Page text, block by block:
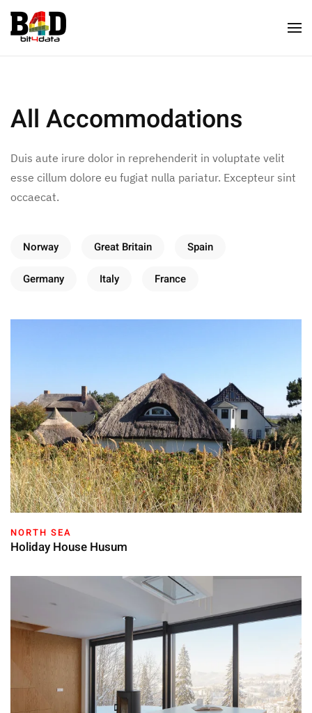
All Accommodations
Duis aute irure dolor in reprehenderit in voluptate velit
esse cillum dolore eu fugiat nulla pariatur. Excepteur sint
occaecat.
Norway Great Britain Spain
Germany Italy France
NORTH SEA
Holiday House Husum